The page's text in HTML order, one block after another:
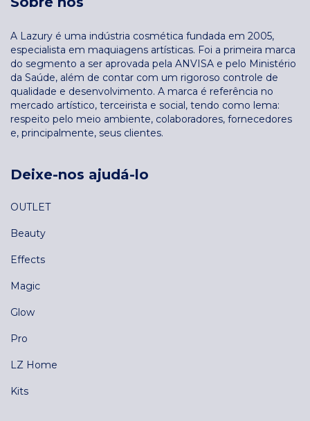
A Lazury é uma indústria cosmética fundada em 2005,
especialista em maquiagens artísticas. Foi a primeira marca
do segmento a ser aprovada pela ANVISA e pelo Ministério
da Saúde, além de contar com um rigoroso controle de
qualidade e desenvolvimento. A marca é referência no
mercado artístico, terceirista e social, tendo como lema:
respeito pelo meio ambiente, colaboradores, fornecedores
e, principalmente, seus clientes.
Deixe-nos ajudá-lo
OUTLET
Beauty
Effects
Magic
Glow
Pro
LZ Home
Kits